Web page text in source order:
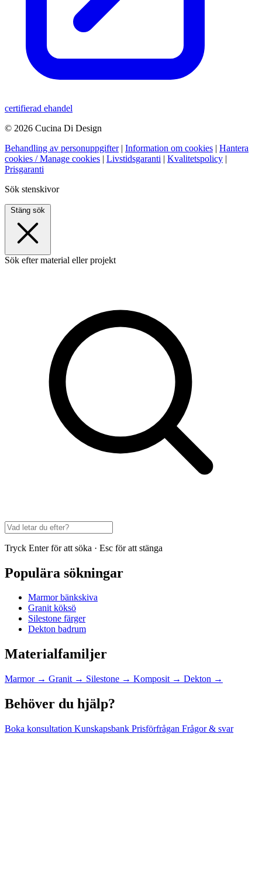
certifierad ehandel
© 2026 Cucina Di Design
Behandling av personuppgifter | Information om cookies | Hantera
cookies / Manage cookies | Livstidsgaranti | Kvalitetspolicy |
Prisgaranti
Sök stenskivor
Stäng sök
Sök efter material eller projekt
Tryck Enter för att söka · Esc för att stänga
Populära sökningar
Marmor bänkskiva
Granit köksö
Silestone färger
Dekton badrum
Materialfamiljer
Marmor → Granit → Silestone → Komposit → Dekton →
Behöver du hjälp?
Boka konsultation Kunskapsbank Prisförfrågan Frågor & svar